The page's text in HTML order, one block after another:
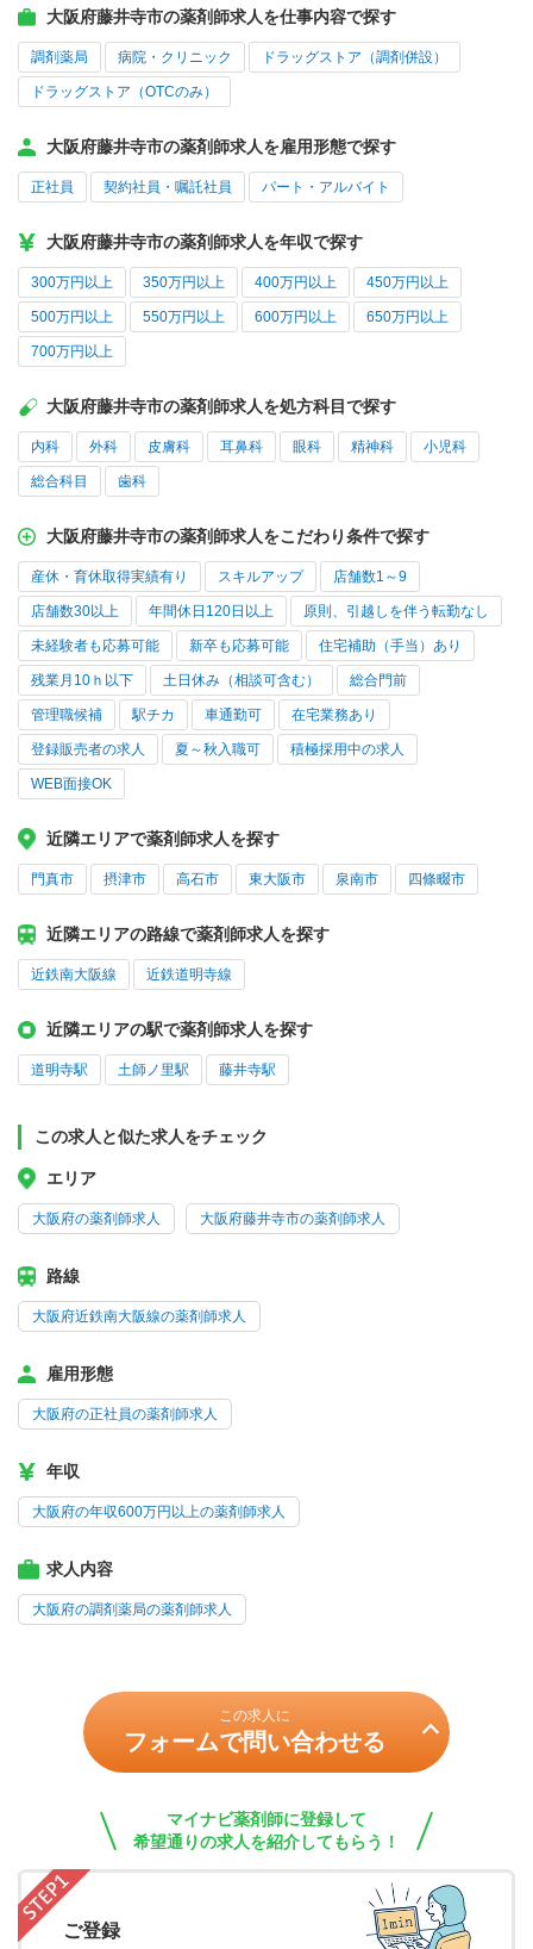
大阪府藤井寺市の薬剤師求人を仕事内容で探す
調剤薬局 病院・クリニック ドラッグストア（調剤併設）
ドラッグストア（OTCのみ）
大阪府藤井寺市の薬剤師求人を雇用形態で探す
正社員 契約社員・嘱託社員 パート・アルバイト
大阪府藤井寺市の薬剤師求人を年収で探す
300万円以上 350万円以上 400万円以上 450万円以上
500万円以上 550万円以上 600万円以上 650万円以上
700万円以上
大阪府藤井寺市の薬剤師求人を処方科目で探す
内科 外科 皮膚科 耳鼻科 眼科 精神科 小児科
総合科目 歯科
大阪府藤井寺市の薬剤師求人をこだわり条件で探す
産休・育休取得実績有り スキルアップ 店舗数1～9
店舗数30以上 年間休日120日以上 原則、引越しを伴う転勤なし
未経験者も応募可能 新卒も応募可能 住宅補助（手当）あり
残業月10ｈ以下 土日休み（相談可含む） 総合門前
管理職候補 駅チカ 車通勤可 在宅業務あり
登録販売者の求人 夏～秋入職可 積極採用中の求人
WEB面接OK
近隣エリアで薬剤師求人を探す
門真市 摂津市 高石市 東大阪市 泉南市 四條畷市
近隣エリアの路線で薬剤師求人を探す
近鉄南大阪線 近鉄道明寺線
近隣エリアの駅で薬剤師求人を探す
道明寺駅 土師ノ里駅 藤井寺駅
この求人と似た求人をチェック
エリア
大阪府の薬剤師求人 大阪府藤井寺市の薬剤師求人
路線
大阪府近鉄南大阪線の薬剤師求人
雇用形態
大阪府の正社員の薬剤師求人
年収
大阪府の年収600万円以上の薬剤師求人
求人内容
大阪府の調剤薬局の薬剤師求人
この求人に
フォームで問い合わせる
マイナビ薬剤師に登録して
希望通りの求人を紹介してもらう！
ご登録